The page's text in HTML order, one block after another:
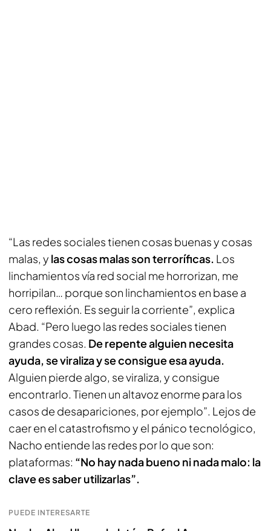
“Las redes sociales tienen cosas buenas y cosas
malas, y las cosas malas son terroríficas. Los
linchamientos vía red social me horrorizan, me
horripilan… porque son linchamientos en base a
cero reflexión. Es seguir la corriente”, explica
Abad. “Pero luego las redes sociales tienen
grandes cosas. De repente alguien necesita
ayuda, se viraliza y se consigue esa ayuda.
Alguien pierde algo, se viraliza, y consigue
encontrarlo. Tienen un altavoz enorme para los
casos de desapariciones, por ejemplo”. Lejos de
caer en el catastrofismo y el pánico tecnológico,
Nacho entiende las redes por lo que son:
plataformas: “No hay nada bueno ni nada malo: la
clave es saber utilizarlas”.
PUEDE INTERESARTE